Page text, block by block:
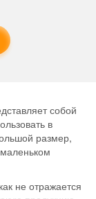
собой
в
размер,
не отражается